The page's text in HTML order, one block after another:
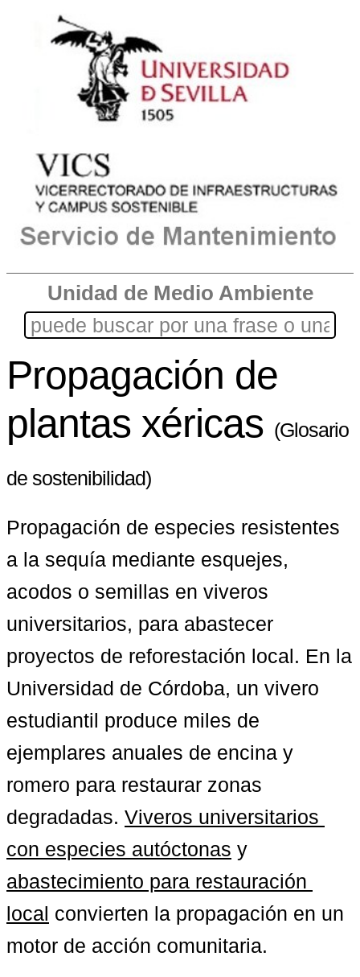
Unidad de Medio Ambiente
Propagación de
plantas xéricas (Glosario
de sostenibilidad)
Propagación de especies resistentes
a la sequía mediante esquejes,
acodos o semillas en viveros
universitarios, para abastecer
proyectos de reforestación local. En la
Universidad de Córdoba, un vivero
estudiantil produce miles de
ejemplares anuales de encina y
romero para restaurar zonas
degradadas. Viveros universitarios
con especies autóctonas
abastecimiento para restauración
local convierten la propagación en un
motor de acción comunitaria.